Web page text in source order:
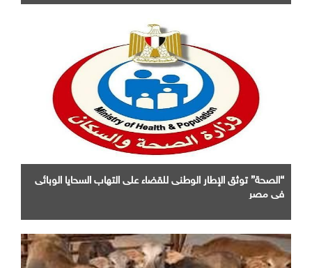
“الصحة” توثق الإطار الوطنى للقضاء على التهاب السحايا الوبائى
فى مصر